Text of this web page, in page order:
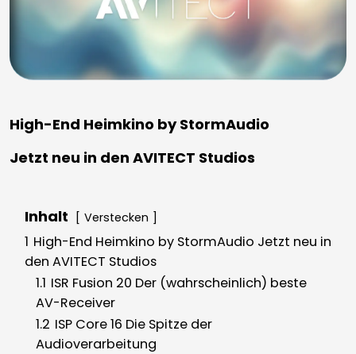
High-End Heimkino by StormAudio
Jetzt neu in den AVITECT Studios
Inhalt Verstecken
1 High-End Heimkino by StormAudio Jetzt neu in
den AVITECT Studios
1.1 ISR Fusion 20 Der (wahrscheinlich) beste
AV-Receiver
1.2 ISP Core 16 Die Spitze der
Audioverarbeitung